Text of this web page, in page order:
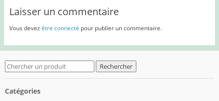
Laisser un commentaire
Vous devez être connecté pour publier un commentaire.
Search
for:
Catégories